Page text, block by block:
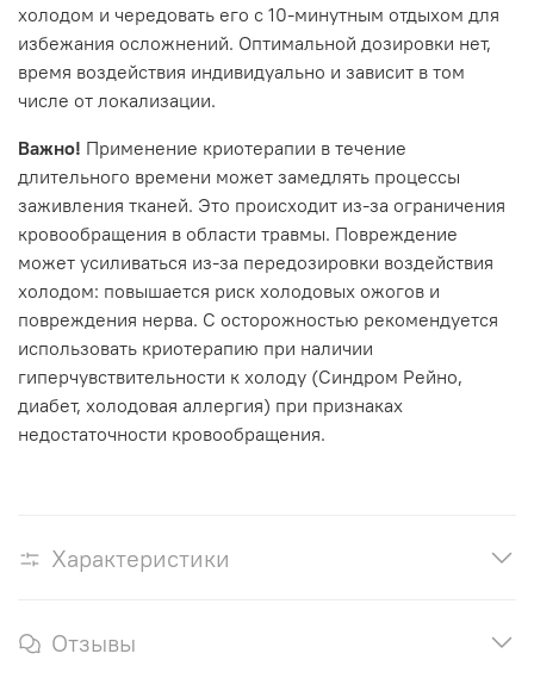
холодом и чередовать его с 10-минутным отдыхом для
избежания осложнений. Оптимальной дозировки нет,
время воздействия индивидуально и зависит в том
числе от локализации.
Важно! Применение криотерапии в течение
длительного времени может замедлять процессы
заживления тканей. Это происходит из-за ограничения
кровообращения в области травмы. Повреждение
может усиливаться из-за передозировки воздействия
холодом: повышается риск холодовых ожогов и
повреждения нерва. С осторожностью рекомендуется
использовать криотерапию при наличии
гиперчувствительности к холоду (Синдром Рейно,
диабет, холодовая аллергия) при признаках
недостаточности кровообращения.
Характеристики
Отзывы